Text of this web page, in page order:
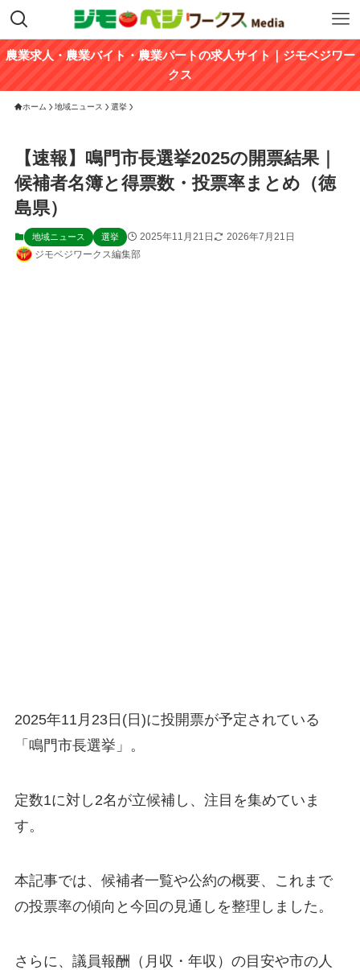
農業求人・農業バイト・農業パートの求人サイト｜ジモベジワー
クス
ホーム 地域ニュース 選挙
【速報】鳴門市長選挙2025の開票結果｜
候補者名簿と得票数・投票率まとめ（徳
島県）
地域ニュース 選挙 2025年11月21日
2026年7月21日
ジモベジワークス編集部
2025年11月23日(日)に投開票が予定されている
「鳴門市長選挙」。
定数1に対し2名が立候補し、注目を集めていま
す。
本記事では、候補者一覧や公約の概要、これまで
の投票率の傾向と今回の見通しを整理しました。
さらに、議員報酬（月収・年収）の目安や市の人